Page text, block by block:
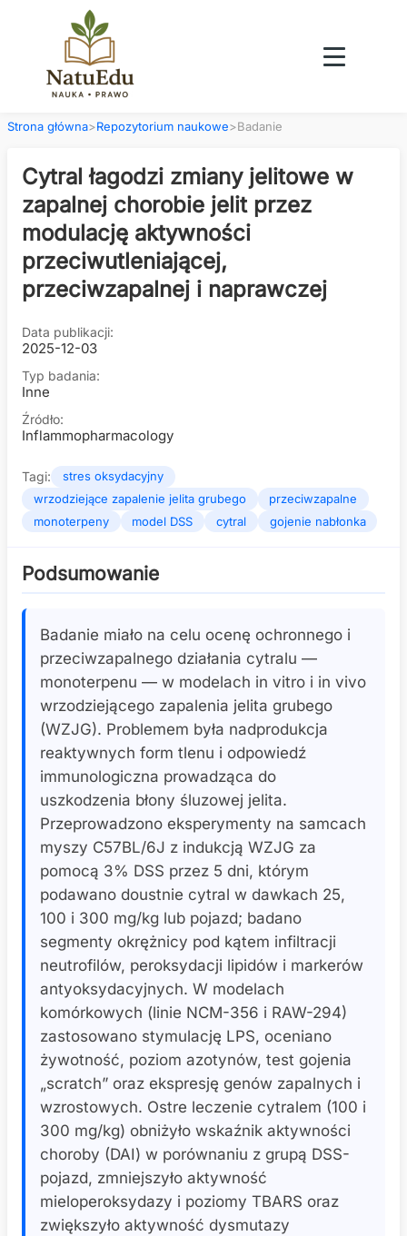
Strona główna>Repozytorium naukowe>Badanie
Cytral łagodzi zmiany jelitowe w
zapalnej chorobie jelit przez
modulację aktywności
przeciwutleniającej,
przeciwzapalnej i naprawczej
Data publikacji:
2025-12-03
Typ badania:
Inne
Źródło:
Inflammopharmacology
Tagi:
stres oksydacyjny
wrzodziejące zapalenie jelita grubego
przeciwzapalne
monoterpeny
model DSS cytral gojenie nabłonka
Podsumowanie
Badanie miało na celu ocenę ochronnego i
przeciwzapalnego działania cytralu —
monoterpenu — w modelach in vitro i in vivo
wrzodziejącego zapalenia jelita grubego
(WZJG). Problemem była nadprodukcja
reaktywnych form tlenu i odpowiedź
immunologiczna prowadząca do
uszkodzenia błony śluzowej jelita.
Przeprowadzono eksperymenty na samcach
myszy C57BL/6J z indukcją WZJG za
pomocą 3% DSS przez 5 dni, którym
podawano doustnie cytral w dawkach 25,
100 i 300 mg/kg lub pojazd; badano
segmenty okrężnicy pod kątem infiltracji
neutrofilów, peroksydacji lipidów i markerów
antyoksydacyjnych. W modelach
komórkowych (linie NCM-356 i RAW-294)
zastosowano stymulację LPS, oceniano
żywotność, poziom azotynów, test gojenia
„scratch” oraz ekspresję genów zapalnych i
wzrostowych. Ostre leczenie cytralem (100 i
300 mg/kg) obniżyło wskaźnik aktywności
choroby (DAI) w porównaniu z grupą DSS-
pojazd, zmniejszyło aktywność
mieloperoksydazy i poziomy TBARS oraz
zwiększyło aktywność dysmutazy